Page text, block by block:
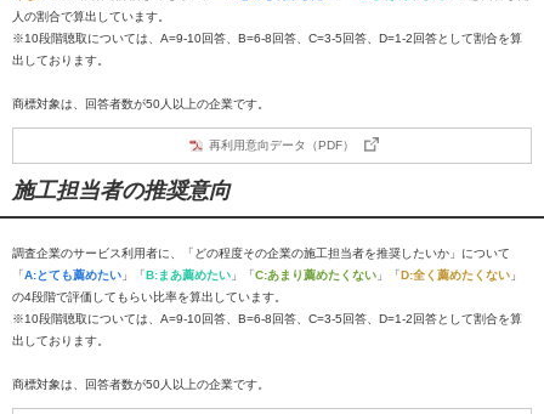
人の割合で算出しています。
※10段階聴取については、A=9-10回答、B=6-8回答、C=3-5回答、D=1-2回答として割合を算
出しております。
商標対象は、回答者数が50人以上の企業です。
再利用意向データ（PDF）
施工担当者の推奨意向
調査企業のサービス利用者に、「どの程度その企業の施工担当者を推奨したいか」について
「A:とても薦めたい 」「B:まあ薦めたい 」「C:あまり薦めたくない 」「D:全く薦めたくない 」
の4段階で評価してもらい比率を算出しています。
※10段階聴取については、A=9-10回答、B=6-8回答、C=3-5回答、D=1-2回答として割合を算
出しております。
商標対象は、回答者数が50人以上の企業です。